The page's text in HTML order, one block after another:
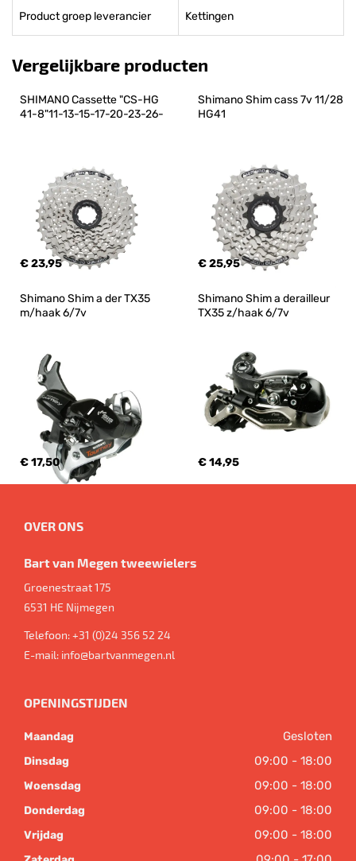
Product groep leverancier Kettingen
Vergelijkbare producten
SHIMANO Cassette "CS-HG
41-8"11-13-15-17-20-23-26-
€ 23,95
Shimano Shim cass 7v 11/28
HG41
€ 25,95
Shimano Shim a der TX35
m/haak 6/7v
€ 17,50
Shimano Shim a derailleur
TX35 z/haak 6/7v
€ 14,95
OVER ONS
Bart van Megen tweewielers
Groenestraat 175
6531 HE Nijmegen
Telefoon:+31 (0)24 356 52 24
E-mail: info@bartvanmegen.nl
OPENINGSTIJDEN
Maandag Gesloten
Dinsdag 09:00 - 18:00
Woensdag 09:00 - 18:00
Donderdag 09:00 - 18:00
Vrijdag 09:00 - 18:00